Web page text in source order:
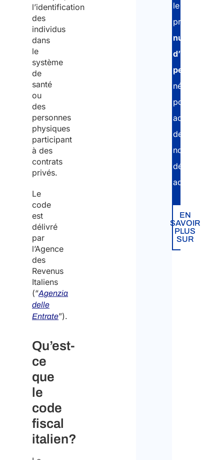
l’identification
des
individus
dans
le
système
de
santé
ou
des
personnes
physiques
participant
à des
contrats
privés.
Le
code
est
délivré
par
l’Agence
des
Revenus
Italiens
(“Agenzia
delle
Entrate”).
Qu’est-
ce
que
le
code
fiscal
italien?
le
principal
numéro
personnelle
nécessaire
pour
accomplir
de
nombreuses
démarches
EN
SAVOIR
PLUS
SUR